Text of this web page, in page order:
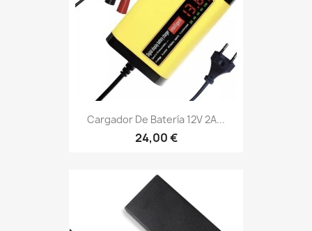
Cargador De Batería 12V 2A...
24,00 €